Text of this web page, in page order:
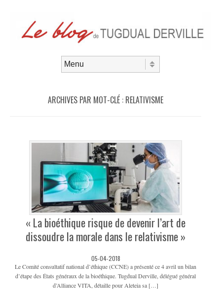
ARCHIVES PAR MOT-CLÉ : RELATIVISME
« La bioéthique risque de devenir l’art de
dissoudre la morale dans le relativisme »
05-04-2018
Le Comité consultatif national d’éthique (CCNE) a présenté ce 4 avril un bilan
d’étape des États généraux de la bioéthique. Tugdual Derville, délégué général
d’Alliance VITA, détaille pour Aleteia sa […]